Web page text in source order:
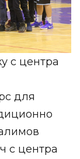
с центра
для
с центра